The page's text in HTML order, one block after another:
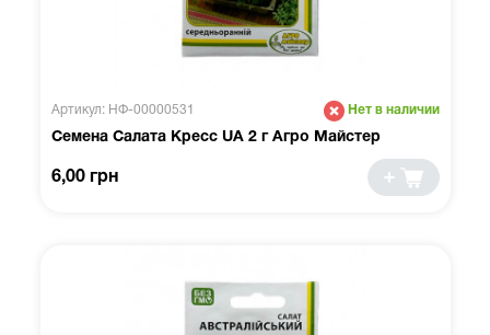
Артикул: НФ-00000531 Нет в наличии
Семена Салата Кресс UA 2 г Агро Майстер
6,00 грн